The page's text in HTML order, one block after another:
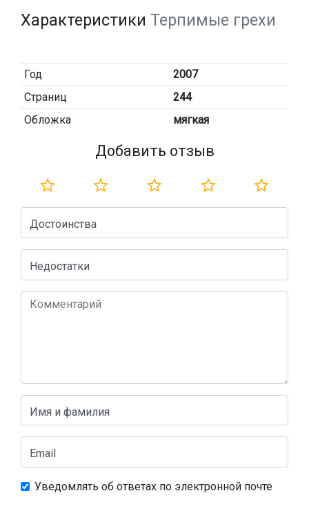
Характеристики Терпимые грехи
Год
2007
Страниц
244
Обложка
мягкая
Добавить отзыв
Достоинства
Недостатки
Имя и фамилия
Email
Уведомлять об ответах по электронной почте